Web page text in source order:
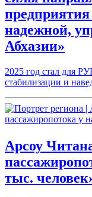
надежной,
Абхазии»
2025 год стал для
стабилизации и
Арсоу
тыс.